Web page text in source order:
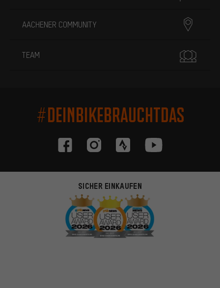
AACHENER COMMUNITY
TEAM
#DEINBIKEBRAUCHTDAS
SICHER EINKAUFEN